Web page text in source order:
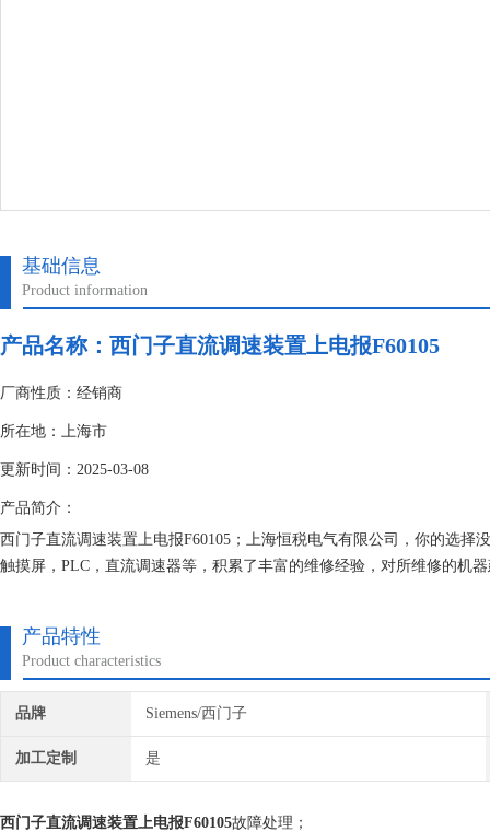
基础信息
Product information
产品名称： 西门子直流调速装置上电报F60105
厂商性质：经销商
所在地：上海市
更新时间：2025-03-08
产品简介：
西门子直流调速装置上电报F60105；上海恒税电气有限公司，你的选
触摸屏，PLC，直流调速器等，积累了丰富的维修经验，对所维修的机
产品特性
Product characteristics
品牌 Siemens/西门子
加工定制 是
西门子直流调速装置上电报F60105故障处理；